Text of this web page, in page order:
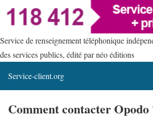
Service de renseignement téléphonique
des services publics, édité par néo éditions
Service-client.org
Comment contacter Opodo